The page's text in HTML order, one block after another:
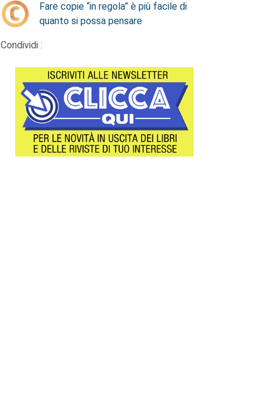
Fare copie “in regola” è più facile di
quanto si possa pensare
Condividi :